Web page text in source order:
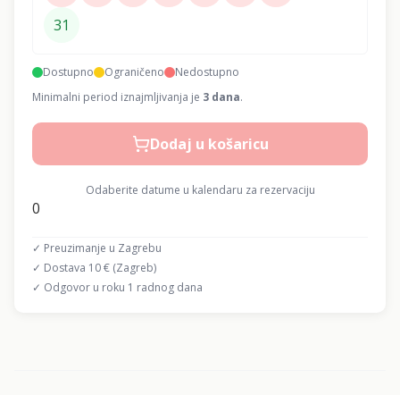
31
Dostupno Ograničeno
Nedostupno
Minimalni period iznajmljivanja je 3 dana.
Dodaj u košaricu
Odaberite datume u kalendaru za rezervaciju
0
✓ Preuzimanje u Zagrebu
✓ Dostava 10 € (Zagreb)
✓ Odgovor u roku 1 radnog dana